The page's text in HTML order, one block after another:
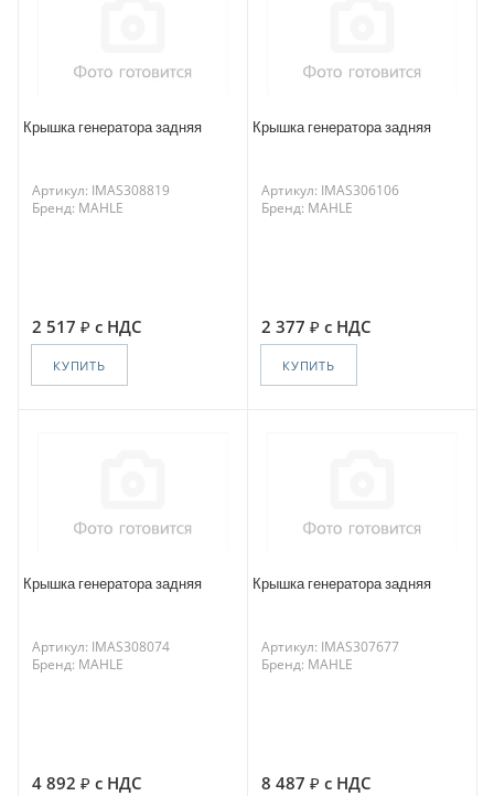
Крышка генератора задняя
Артикул: IMAS308819
Бренд: MAHLE
2 517 с НДС
КУПИТЬ
Крышка генератора задняя
Артикул: IMAS306106
Бренд: MAHLE
2 377 с НДС
КУПИТЬ
Крышка генератора задняя
Артикул: IMAS308074
Бренд: MAHLE
4 892 с НДС
Крышка генератора задняя
Артикул: IMAS307677
Бренд: MAHLE
8 487 с НДС